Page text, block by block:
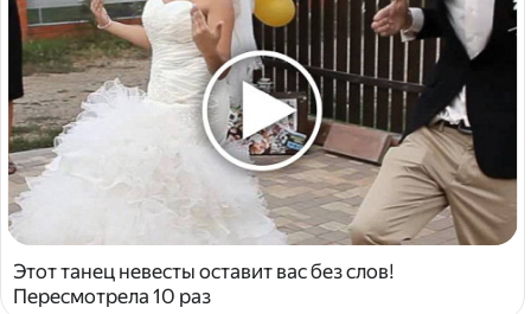
Этот танец невесты оставит вас без слов!
Пересмотрела 10 раз